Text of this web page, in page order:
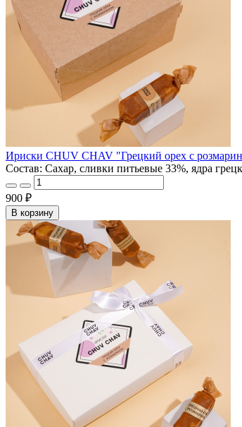
Ириски CHUV CHAV "Грецкий орех с
Состав: Сахар, сливки питьевые 33%, ядра
900 ₽
В корзину